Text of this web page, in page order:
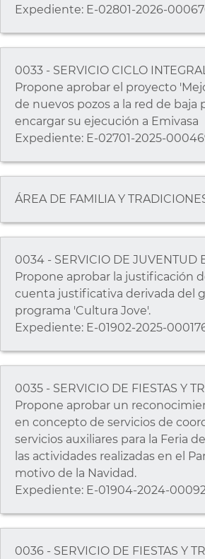
Expediente: E-02801-2026-
0033 - SERVICIO CICLO
Propone aprobar el proyecto
de nuevos pozos a la red de baja
encargar su ejecución a Emivasa
Expediente: E-02701-2025-
ÁREA DE FAMILIA Y
0034 - SERVICIO DE JUVENTUD
Propone aprobar la justificación
cuenta justificativa derivada del
programa 'Cultura Jove'.
Expediente: E-01902-2025-
0035 - SERVICIO DE FIESTAS Y
Propone aprobar un
en concepto de servicios de
servicios auxiliares para la Feria
las actividades realizadas en el
motivo de la Navidad.
Expediente: E-01904-2024-
0036 - SERVICIO DE FIESTAS Y